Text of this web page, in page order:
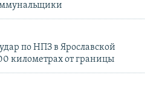
по НПЗ в Ярославской
километрах от границы